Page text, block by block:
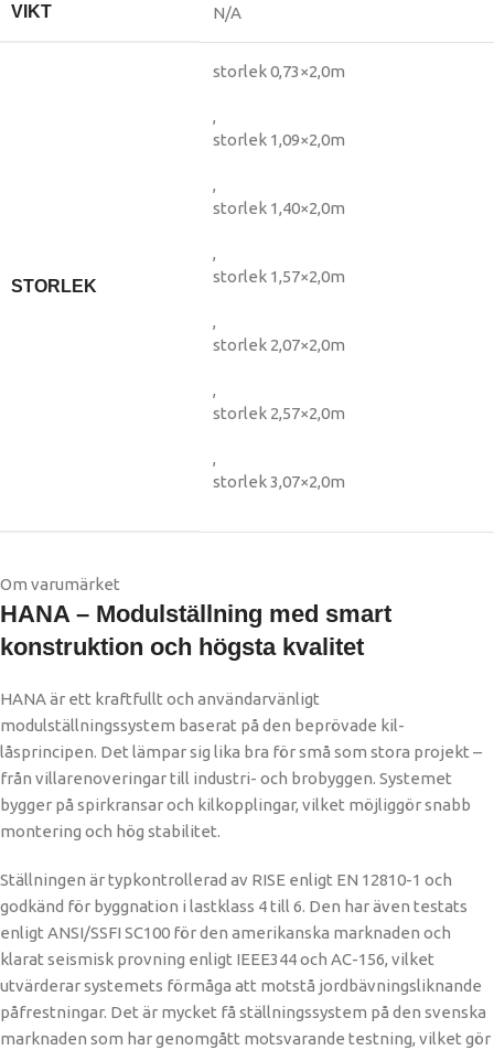
VIKT N/A
STORLEK
storlek 0,73×2,0m
,
storlek 1,09×2,0m
,
storlek 1,40×2,0m
,
storlek 1,57×2,0m
,
storlek 2,07×2,0m
,
storlek 2,57×2,0m
,
storlek 3,07×2,0m
Om varumärket
HANA – Modulställning med smart
konstruktion och högsta kvalitet
HANA är ett kraftfullt och användarvänligt
modulställningssystem baserat på den beprövade kil-
låsprincipen. Det lämpar sig lika bra för små som stora projekt –
från villarenoveringar till industri- och brobyggen. Systemet
bygger på spirkransar och kilkopplingar, vilket möjliggör snabb
montering och hög stabilitet.
Ställningen är typkontrollerad av RISE enligt EN 12810-1 och
godkänd för byggnation i lastklass 4 till 6. Den har även testats
enligt ANSI/SSFI SC100 för den amerikanska marknaden och
klarat seismisk provning enligt IEEE344 och AC-156, vilket
utvärderar systemets förmåga att motstå jordbävningsliknande
påfrestningar. Det är mycket få ställningssystem på den svenska
marknaden som har genomgått motsvarande testning, vilket gör